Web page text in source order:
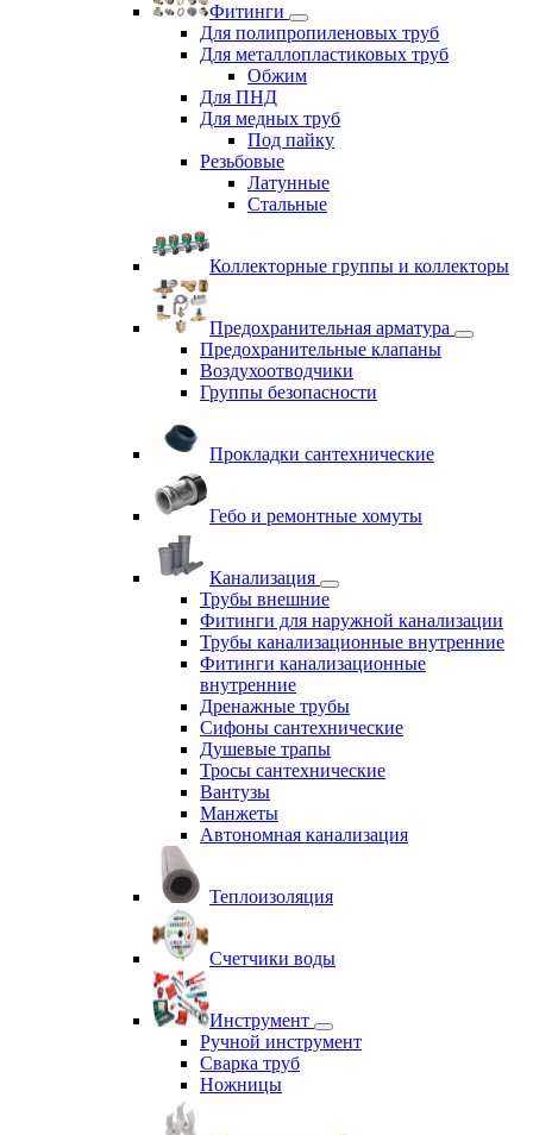
Фитинги
Для полипропиленовых труб
Для металлопластиковых труб
Обжим
Для ПНД
Для медных труб
Под пайку
Резьбовые
Латунные
Cтальные
Коллекторные группы и коллекторы
Предохранительная арматура
Предохранительные клапаны
Воздухоотводчики
Группы безопасности
Прокладки сантехнические
Гебо и ремонтные хомуты
Канализация
Трубы внешние
Фитинги для наружной канализации
Трубы канализационные внутренние
Фитинги канализационные
внутренние
Дренажные трубы
Сифоны сантехнические
Душевые трапы
Тросы сантехнические
Вантузы
Манжеты
Автономная канализация
Теплоизоляция
Счетчики воды
Инструмент
Ручной инструмент
Сварка труб
Ножницы